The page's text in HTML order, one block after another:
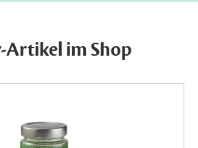
Artikel im Shop